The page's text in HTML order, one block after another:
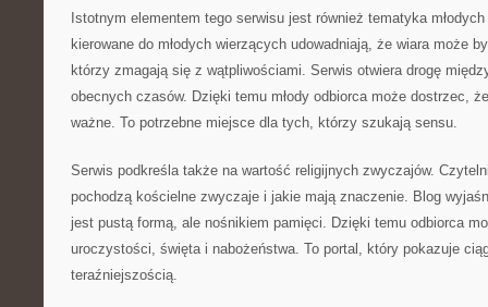
Istotnym elementem tego serwisu jest również tematyka
kierowane do młodych wierzących udowadniają, że wiara może
którzy zmagają się z wątpliwościami. Serwis otwiera drogę
obecnych czasów. Dzięki temu młody odbiorca może dostrzec,
ważne. To potrzebne miejsce dla tych, którzy szukają sensu.
Serwis podkreśla także na wartość religijnych zwyczajów.
pochodzą kościelne zwyczaje i jakie mają znaczenie. Blog
jest pustą formą, ale nośnikiem pamięci. Dzięki temu odbiorca
uroczystości, święta i nabożeństwa. To portal, który pokazuje
teraźniejszością.